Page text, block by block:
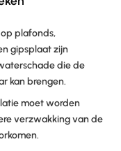
plafonds,
gipsplaat zijn
die de
kan brengen.
moet worden
verzwakking van de